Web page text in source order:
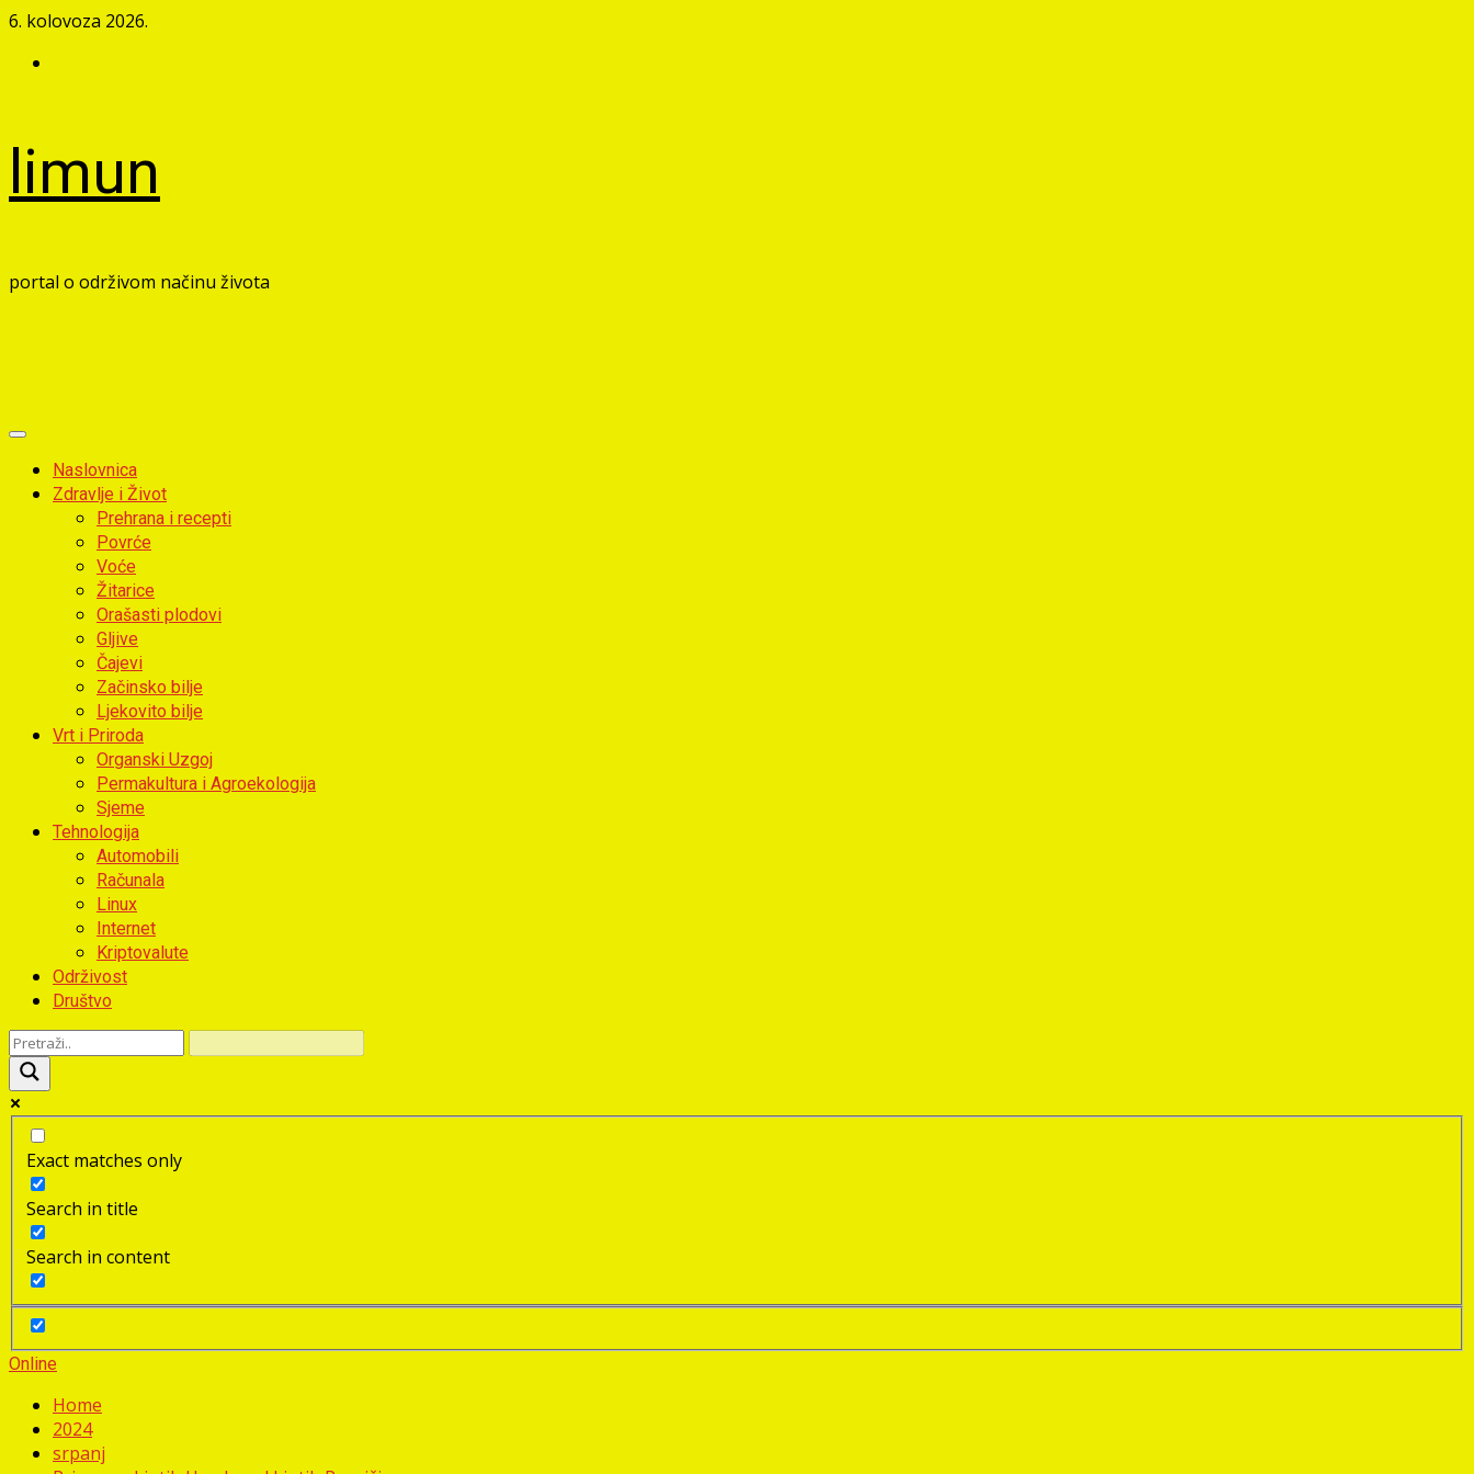
Skip
content
6. kolovoza 2026.
limun
portal o održivom načinu života
Primary
MenuNaslovnica
Zdravlje i Život
Prehrana i recepti
Povrće
Voće
Žitarice
Orašasti plodovi
Gljive
Čajevi
Začinsko bilje
Ljekovito bilje
Vrt i Priroda
Organski Uzgoj
Permakultura i Agroekologija
Sjeme
Tehnologija
Automobili
Računala
Linux
Internet
Kriptovalute
Održivost
Društvo
Exact matches only
Search in title
Search in content
Online
Home
2024
srpanj